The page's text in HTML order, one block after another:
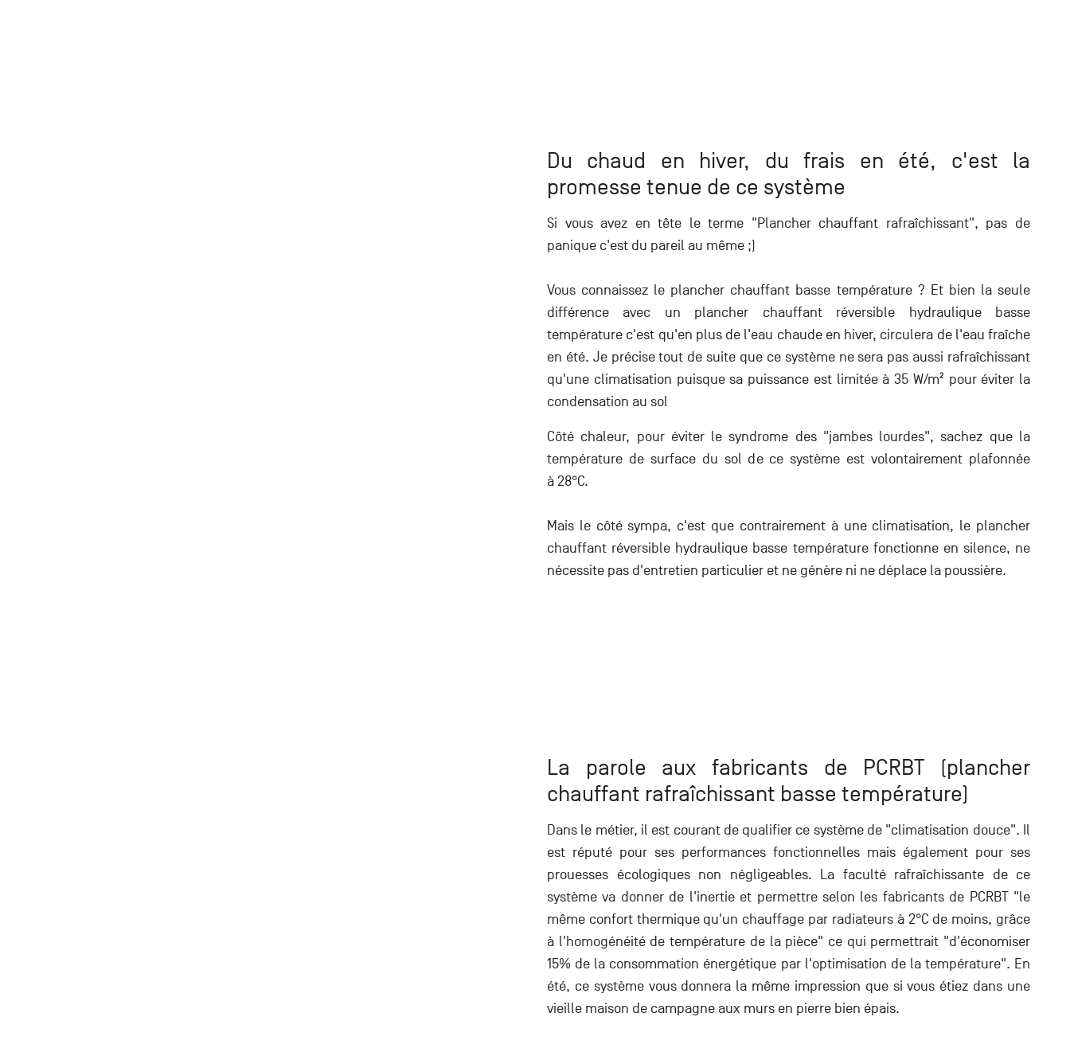
Du chaud en hiver, du frais en été, c'est la
promesse tenue de ce système
Si vous avez en tête le terme "Plancher chauffant rafraîchissant", pas de
panique c'est du pareil au même ;)
Vous connaissez le plancher chauffant basse température ? Et bien la seule
différence avec un plancher chauffant réversible hydraulique basse
température c'est qu'en plus de l'eau chaude en hiver, circulera de l'eau fraîche
en été. Je précise tout de suite que ce système ne sera pas aussi rafraîchissant
qu'une climatisation puisque sa puissance est limitée à 35 W/m² pour éviter la
condensation au sol
Côté chaleur, pour éviter le syndrome des "jambes lourdes", sachez que la
température de surface du sol de ce système est volontairement plafonnée
à 28°C.
Mais le côté sympa, c'est que contrairement à une climatisation, le plancher
chauffant réversible hydraulique basse température fonctionne en silence, ne
nécessite pas d'entretien particulier et ne génère ni ne déplace la poussière.
La parole aux fabricants de PCRBT (plancher
chauffant rafraîchissant basse température)
Dans le métier, il est courant de qualifier ce système de "climatisation douce". Il
est réputé pour ses performances fonctionnelles mais également pour ses
prouesses écologiques non négligeables. La faculté rafraîchissante de ce
système va donner de l'inertie et permettre selon les fabricants de PCRBT "le
même confort thermique qu'un chauffage par radiateurs à 2°C de moins, grâce
à l'homogénéité de température de la pièce" ce qui permettrait "d'économiser
15% de la consommation énergétique par l'optimisation de la température". En
été, ce système vous donnera la même impression que si vous étiez dans une
vieille maison de campagne aux murs en pierre bien épais.